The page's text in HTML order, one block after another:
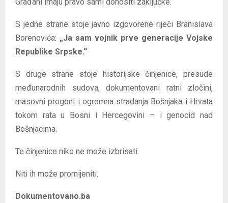
S jedne strane stoje javno izgovorene riječi Branislava
Borenovića: „Ja sam vojnik prve generacije Vojske
Republike Srpske.“
S druge strane stoje historijske činjenice, presude
međunarodnih sudova, dokumentovani ratni zločini,
masovni progoni i ogromna stradanja Bošnjaka i Hrvata
tokom rata u Bosni i Hercegovini – i genocid nad
Bošnjacima.
Te činjenice niko ne može izbrisati.
Niti ih može promijeniti.
Dokumentovano.ba